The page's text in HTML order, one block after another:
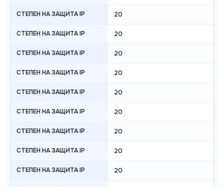
СТЕПЕН НА ЗАЩИТА IP 20
СТЕПЕН НА ЗАЩИТА IP 20
СТЕПЕН НА ЗАЩИТА IP 20
СТЕПЕН НА ЗАЩИТА IP 20
СТЕПЕН НА ЗАЩИТА IP 20
СТЕПЕН НА ЗАЩИТА IP 20
СТЕПЕН НА ЗАЩИТА IP 20
СТЕПЕН НА ЗАЩИТА IP 20
СТЕПЕН НА ЗАЩИТА IP 20